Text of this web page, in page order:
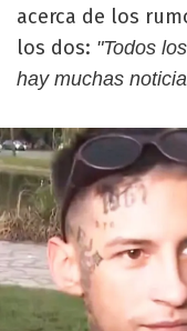
acerca de los
los dos: "Todos
hay muchas